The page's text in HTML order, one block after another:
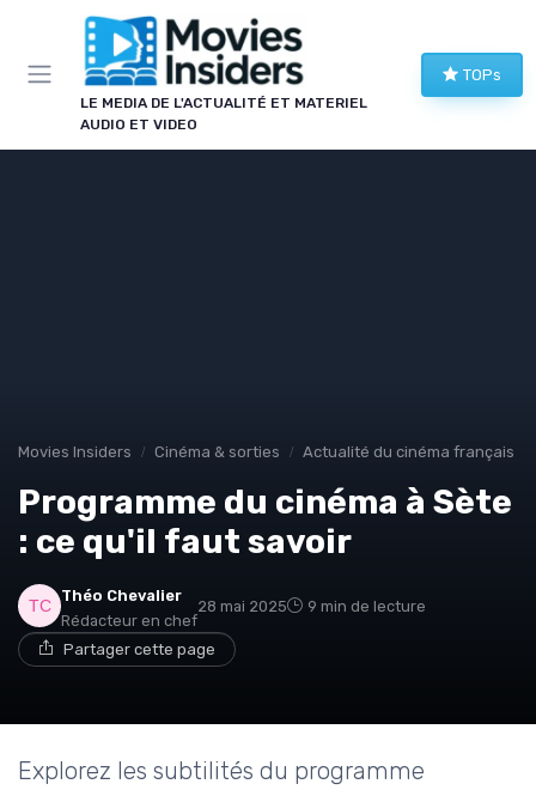
LE MEDIA DE L'ACTUALITÉ ET MATERIEL
AUDIO ET VIDEO
TOPs
Movies Insiders Cinéma & sorties Actualité du cinéma français
Programme du cinéma à Sète
: ce qu'il faut savoir
Théo Chevalier
Rédacteur en chef
28 mai 2025 9 min de lecture
Partager cette page
Explorez les subtilités du programme
Panneau de gestion des cookies